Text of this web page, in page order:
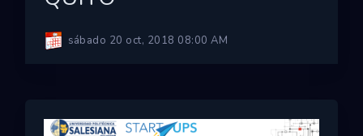
sábado 20 oct, 2018 08:00 AM